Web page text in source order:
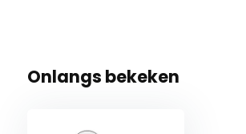
Onlangs bekeken